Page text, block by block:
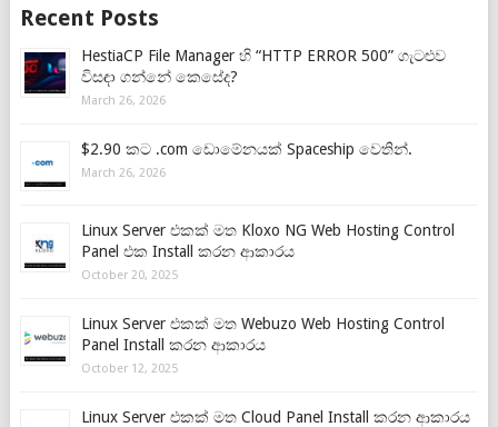
Recent Posts
HestiaCP File Manager හි “HTTP ERROR 500” ගැටළුව
විසඳා ගන්නේ කෙසේද?
March 26, 2026
$2.90 කට .com ඩොමේනයක් Spaceship වෙතින්.
March 26, 2026
Linux Server එකක් මත Kloxo NG Web Hosting Control
Panel එක Install කරන ආකාරය
October 20, 2025
Linux Server එකක් මත Webuzo Web Hosting Control
Panel Install කරන ආකාරය
October 12, 2025
Linux Server එකක් මත Cloud Panel Install කරන ආකාරය